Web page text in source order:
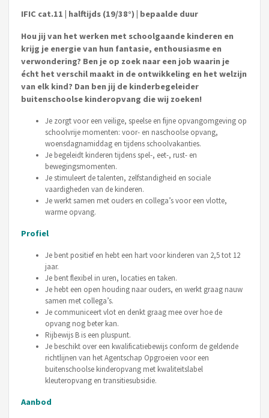
IFIC cat.11 | halftijds (19/38°) | bepaalde duur
Hou jij van het werken met schoolgaande kinderen en
krijg je energie van hun fantasie, enthousiasme en
verwondering? Ben je op zoek naar een job waarin je
écht het verschil maakt in de ontwikkeling en het welzijn
van elk kind? Dan ben jij de kinderbegeleider
buitenschoolse kinderopvang die wij zoeken!
Je zorgt voor een veilige, speelse en fijne opvangomgeving op
schoolvrije momenten: voor- en naschoolse opvang,
woensdagnamiddag en tijdens schoolvakanties.
Je begeleidt kinderen tijdens spel-, eet-, rust- en
bewegingsmomenten.
Je stimuleert de talenten, zelfstandigheid en sociale
vaardigheden van de kinderen.
Je werkt samen met ouders en collega’s voor een vlotte,
warme opvang.
Profiel
Je bent positief en hebt een hart voor kinderen van 2,5 tot 12
jaar.
Je bent flexibel in uren, locaties en taken.
Je hebt een open houding naar ouders, en werkt graag nauw
samen met collega’s.
Je communiceert vlot en denkt graag mee over hoe de
opvang nog beter kan.
Rijbewijs B is een pluspunt.
Je beschikt over een kwalificatiebewijs conform de geldende
richtlijnen van het Agentschap Opgroeien voor een
buitenschoolse kinderopvang met kwaliteitslabel
kleuteropvang en transitiesubsidie.
Aanbod